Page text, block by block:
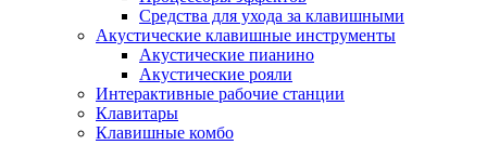
Средства для ухода за клавишными
Акустические клавишные инструменты
Акустические пианино
Акустические рояли
Интерактивные рабочие станции
Клавитары
Клавишные комбо